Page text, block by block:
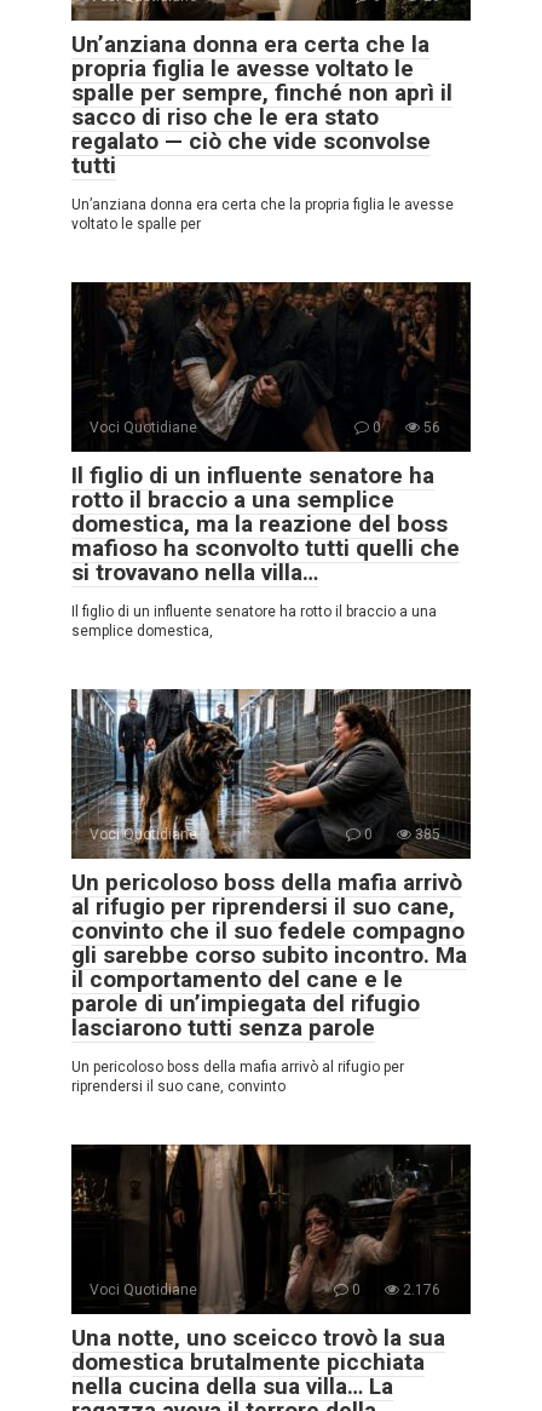
Un’anziana donna era certa che la
propria figlia le avesse voltato le
spalle per sempre, finché non aprì il
sacco di riso che le era stato
regalato — ciò che vide sconvolse
tutti
Un’anziana donna era certa che la propria figlia le avesse
voltato le spalle per
Voci Quotidiane 0 56
Il figlio di un influente senatore ha
rotto il braccio a una semplice
domestica, ma la reazione del boss
mafioso ha sconvolto tutti quelli che
si trovavano nella villa…
Il figlio di un influente senatore ha rotto il braccio a una
semplice domestica,
Voci Quotidiane 0 385
Un pericoloso boss della mafia arrivò
al rifugio per riprendersi il suo cane,
convinto che il suo fedele compagno
gli sarebbe corso subito incontro. Ma
il comportamento del cane e le
parole di un’impiegata del rifugio
lasciarono tutti senza parole
Un pericoloso boss della mafia arrivò al rifugio per
riprendersi il suo cane, convinto
Voci Quotidiane 0 2.176
Una notte, uno sceicco trovò la sua
domestica brutalmente picchiata
nella cucina della sua villa… La